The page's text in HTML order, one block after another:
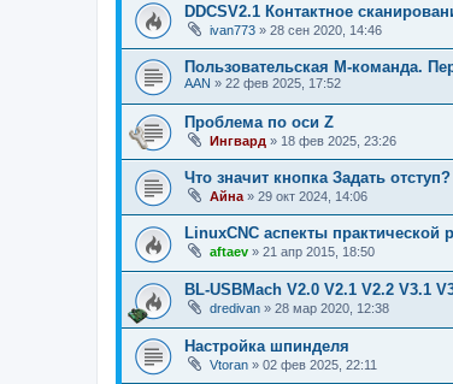
DDCSV2.1 Контактное
ivan773 » 28 сен 2020, 14:46
Пользовательская M-команда.
AAN » 22 фев 2025, 17:52
Проблема по оси Z
Ингвард » 18 фев 2025, 23:26
Что значит кнопка Задать отступ?
Айна » 29 окт 2024, 14:06
LinuxCNC аспекты практической
aftaev » 21 апр 2015, 18:50
BL-USBMach V2.0 V2.1 V2.2 V3.1
dredivan » 28 мар 2020, 12:38
Настройка шпинделя
Vtoran » 02 фев 2025, 22:11